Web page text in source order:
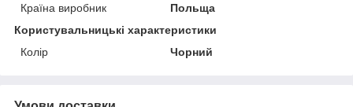
Країна виробник
Польща
Користувальницькі характеристики
Колір
Чорний